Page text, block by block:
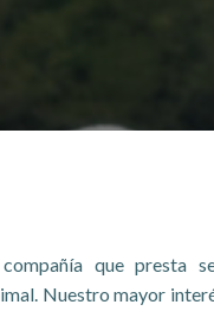
que presta
Nuestro mayor